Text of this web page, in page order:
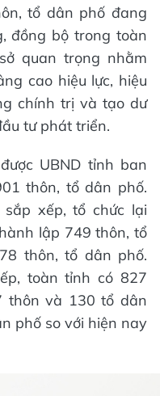
tổ dân phố đang
đồng bộ trong toàn
quan trọng nhằm
cao hiệu lực, hiệu
chính trị và tạo dư
tư phát triển.
UBND tỉnh ban
thôn, tổ dân phố.
xếp, tổ chức lại
lập 749 thôn, tổ
thôn, tổ dân phố.
toàn tỉnh có 827
thôn và 130 tổ dân
phố so với hiện nay